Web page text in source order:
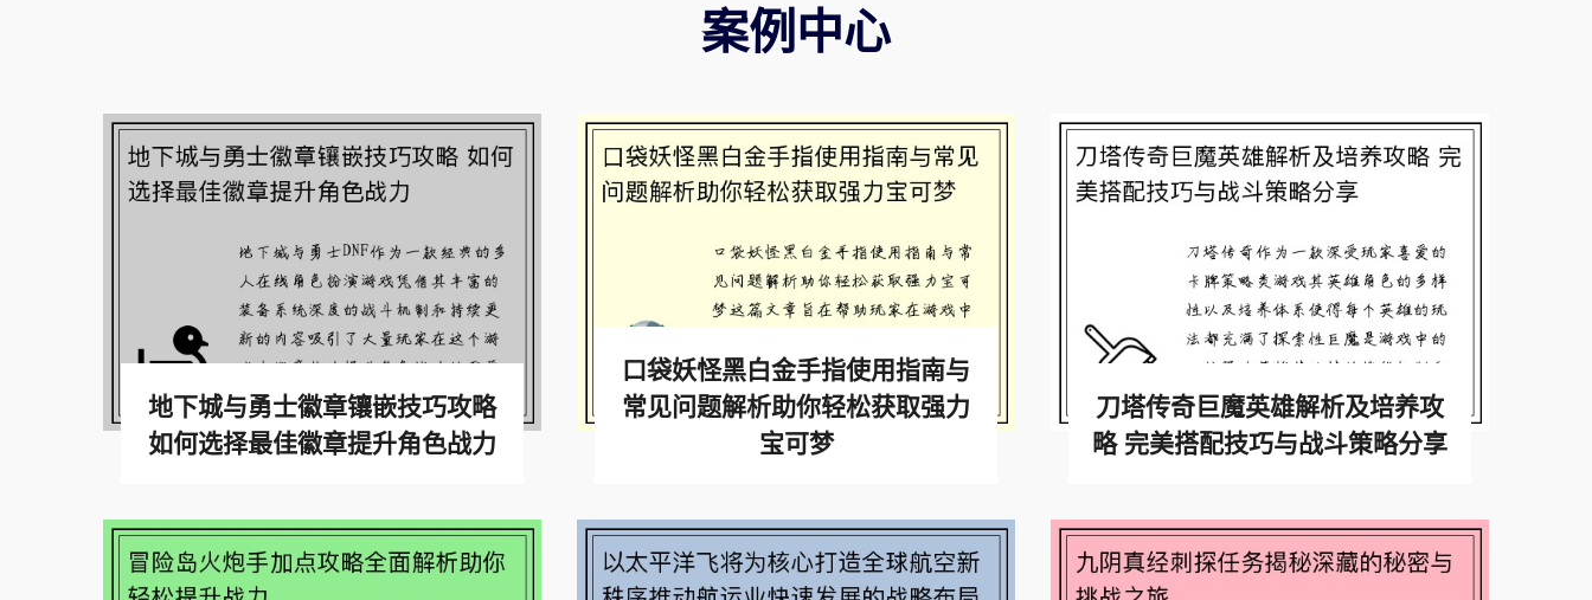
案例中心
地下城与勇士徽章镶嵌技巧攻略
如何选择最佳徽章提升角色战力
查看更多
口袋妖怪黑白金手指使用指南与
常见问题解析助你轻松获取强力
宝可梦
查看更多
刀塔传奇巨魔英雄解析及培养攻
略 完美搭配技巧与战斗策略分享
查看更多